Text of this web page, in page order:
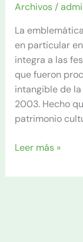
Archivos/
La
en particular
integra a las
que fueron
intangible de la
2003. Hecho
patrimonio
Impactos
Ambientales
Leer más »